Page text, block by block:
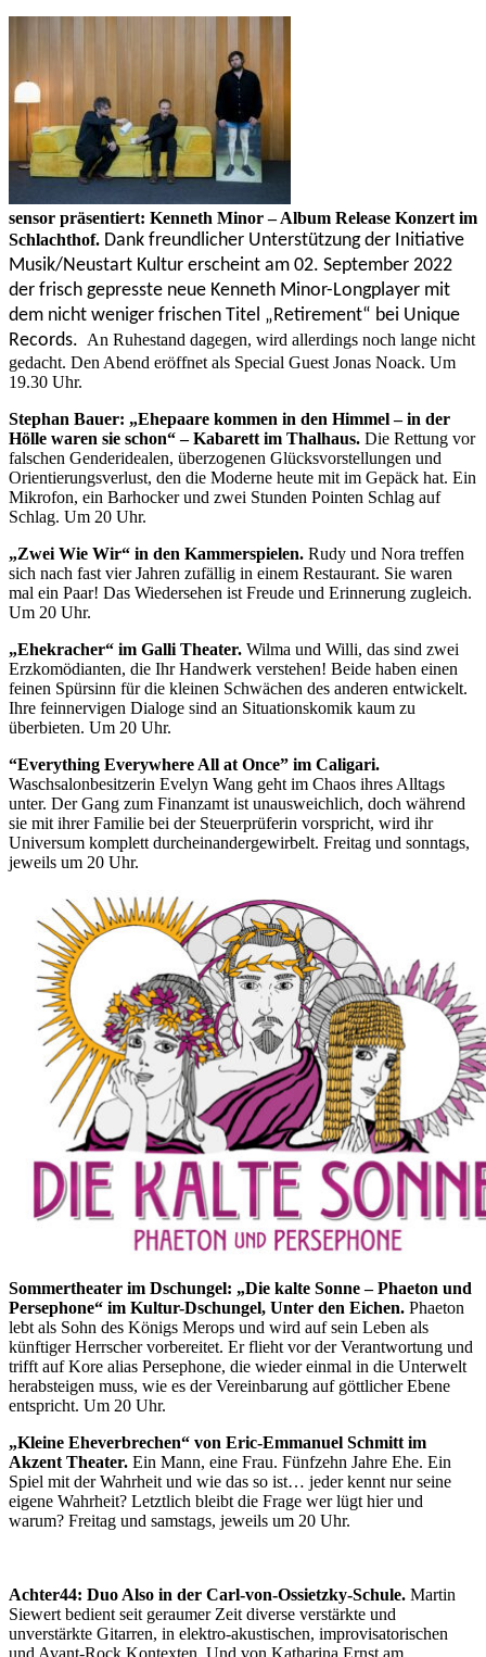
sensor präsentiert: Kenneth Minor – Album Release Konzert im
Schlachthof. Dank freundlicher Unterstützung der Initiative
Musik/Neustart Kultur erscheint am 02. September 2022
der frisch gepresste neue Kenneth Minor-Longplayer mit
dem nicht weniger frischen Titel „Retirement“ bei Unique
Records. An Ruhestand dagegen, wird allerdings noch lange nicht
gedacht. Den Abend eröffnet als Special Guest Jonas Noack. Um
19.30 Uhr.
Stephan Bauer: „Ehepaare kommen in den Himmel – in der
Hölle waren sie schon“ – Kabarett im Thalhaus. Die Rettung vor
falschen Genderidealen, überzogenen Glücksvorstellungen und
Orientierungsverlust, den die Moderne heute mit im Gepäck hat. Ein
Mikrofon, ein Barhocker und zwei Stunden Pointen Schlag auf
Schlag. Um 20 Uhr.
„Zwei Wie Wir“ in den Kammerspielen. Rudy und Nora treffen
sich nach fast vier Jahren zufällig in einem Restaurant. Sie waren
mal ein Paar! Das Wiedersehen ist Freude und Erinnerung zugleich.
Um 20 Uhr.
„Ehekracher“ im Galli Theater. Wilma und Willi, das sind zwei
Erzkomödianten, die Ihr Handwerk verstehen! Beide haben einen
feinen Spürsinn für die kleinen Schwächen des anderen entwickelt.
Ihre feinnervigen Dialoge sind an Situationskomik kaum zu
überbieten. Um 20 Uhr.
“Everything Everywhere All at Once” im Caligari.
Waschsalonbesitzerin Evelyn Wang geht im Chaos ihres Alltags
unter. Der Gang zum Finanzamt ist unausweichlich, doch während
sie mit ihrer Familie bei der Steuerprüferin vorspricht, wird ihr
Universum komplett durcheinandergewirbelt. Freitag und sonntags,
jeweils um 20 Uhr.
Sommertheater im Dschungel: „Die kalte Sonne – Phaeton und
Persephone“ im Kultur-Dschungel, Unter den Eichen. Phaeton
lebt als Sohn des Königs Merops und wird auf sein Leben als
künftiger Herrscher vorbereitet. Er flieht vor der Verantwortung und
trifft auf Kore alias Persephone, die wieder einmal in die Unterwelt
herabsteigen muss, wie es der Vereinbarung auf göttlicher Ebene
entspricht. Um 20 Uhr.
„Kleine Eheverbrechen“ von Eric-Emmanuel Schmitt im
Akzent Theater. Ein Mann, eine Frau. Fünfzehn Jahre Ehe. Ein
Spiel mit der Wahrheit und wie das so ist… jeder kennt nur seine
eigene Wahrheit? Letztlich bleibt die Frage wer lügt hier und
warum? Freitag und samstags, jeweils um 20 Uhr.
Achter44: Duo Also in der Carl-von-Ossietzky-Schule. Martin
Siewert bedient seit geraumer Zeit diverse verstärkte und
unverstärkte Gitarren, in elektro-akustischen, improvisatorischen